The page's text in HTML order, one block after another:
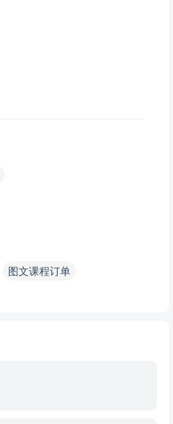
图文课程订单